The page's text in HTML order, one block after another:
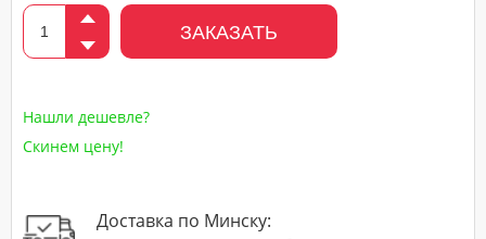
ЗАКАЗАТЬ
Нашли дешевле?
Скинем цену!
Доставка по Минску: